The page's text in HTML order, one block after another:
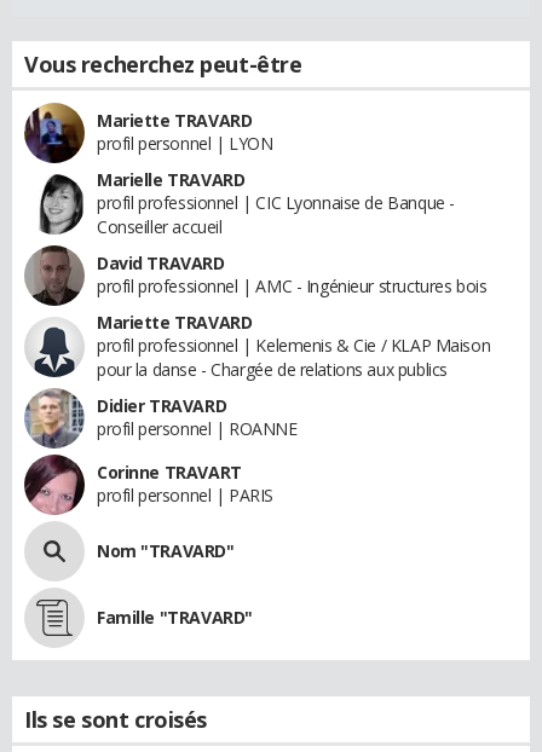
Vous recherchez peut-être
Mariette TRAVARD
profil personnel | LYON
Marielle TRAVARD
profil professionnel | CIC Lyonnaise de Banque -
Conseiller accueil
David TRAVARD
profil professionnel | AMC - Ingénieur structures bois
Mariette TRAVARD
profil professionnel | Kelemenis & Cie / KLAP Maison
pour la danse - Chargée de relations aux publics
Didier TRAVARD
profil personnel | ROANNE
Corinne TRAVART
profil personnel | PARIS
Nom "TRAVARD"
Famille "TRAVARD"
Ils se sont croisés